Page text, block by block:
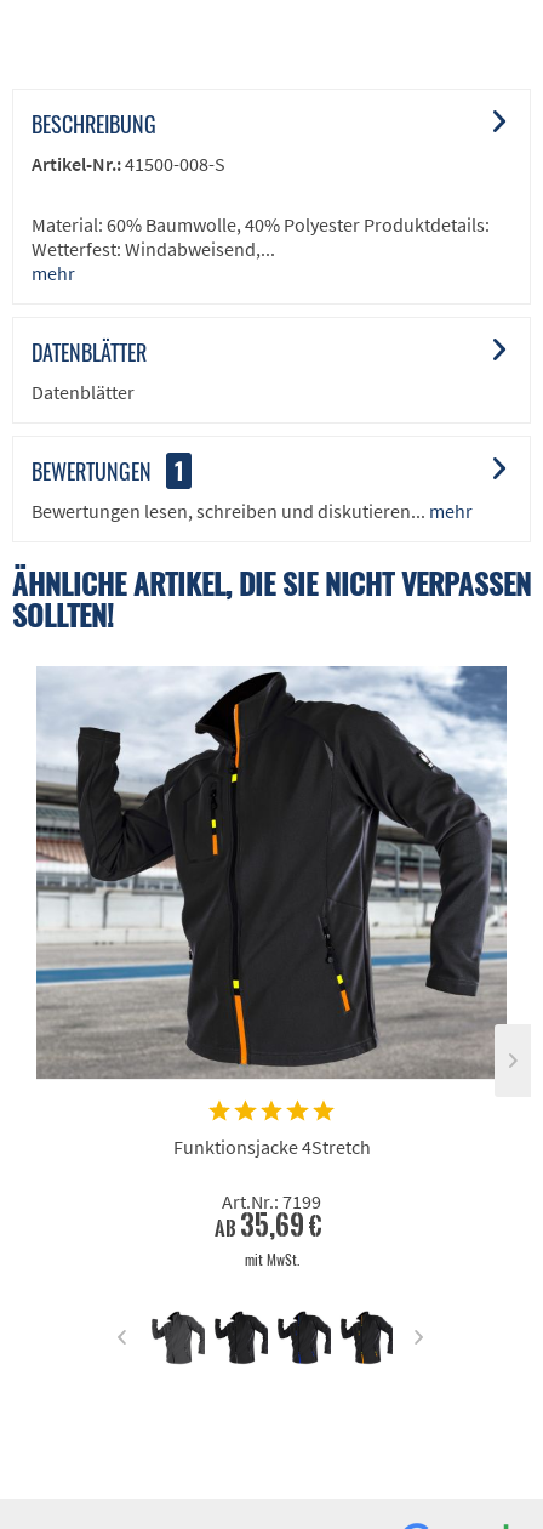
BESCHREIBUNG
Artikel-Nr.:41500-008-S
Material: 60% Baumwolle, 40% Polyester Produktdetails:
Wetterfest: Windabweisend,...
mehr
DATENBLÄTTER
Datenblätter
BEWERTUNGEN 1
Bewertungen lesen, schreiben und diskutieren... mehr
ÄHNLICHE ARTIKEL, DIE SIE NICHT VERPASSEN
SOLLTEN!
Funktionsjacke 4Stretch
Art.Nr.: 7199
ab 35,69 €
mit MwSt.